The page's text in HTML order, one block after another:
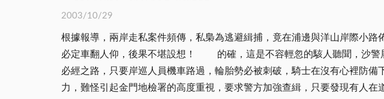
的廚餘，竟是佔一般家庭所製造的垃圾中的三分之一，倒又成為處理垃圾
推動上也都有不錯的成效。 最近在國內比較明顯的例子，就是台北市政府和台朔環保科技公司合作的免費廚餘回收處理，由台朔提供台北市每家戶廚餘回收
桶，再由台北市環保局的垃圾車負責回收家戶廚餘，直接運送到台朔所設
本及人力回收每天高達一百五十噸廚餘並妥適的處理，台朔也可以減少獨
2003/10/29
根據報導，兩岸走私案件頻傳，私梟為逃避緝捕，竟在浦邊與洋山岸際小
必定車翻人仰，後果不堪設想！ 的確，這是不容輕忽的駭人聽聞，沙警展示查獲私梟作為逃避緝捕的四件「雞爪釘」，係以厚紙板插滿三寸鐵釘，埋藏在緝私
必經之路，只要岸巡人員機車路過，輪胎勢必被刺破，騎士在沒有心裡防
力，難怪引起金門地檢署的高度重視，要求警方加強查緝，只要發現有人